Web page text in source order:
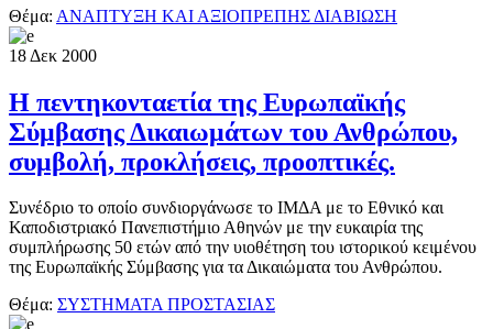
Θέμα: ΑΝΑΠΤΥΞΗ ΚΑΙ ΑΞΙΟΠΡΕΠΗΣ ΔΙΑΒΙΩΣΗ
18 Δεκ 2000
Η πεντηκονταετία της Ευρωπαϊκής
Σύμβασης Δικαιωμάτων του Ανθρώπου,
συμβολή, προκλήσεις, προοπτικές.
Συνέδριο το οποίο συνδιοργάνωσε το ΙΜΔΑ με το Εθνικό και
Καποδιστριακό Πανεπιστήμιο Αθηνών με την ευκαιρία της
συμπλήρωσης 50 ετών από την υιοθέτηση του ιστορικού κειμένου
της Ευρωπαϊκής Σύμβασης για τα Δικαιώματα του Ανθρώπου.
Θέμα: ΣΥΣΤΗΜΑΤΑ ΠΡΟΣΤΑΣΙΑΣ